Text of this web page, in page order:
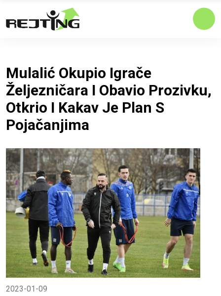
Mulalić Okupio Igrače
Željezničara I Obavio Prozivku,
Otkrio I Kakav Je Plan S
Pojačanjima
2023-01-09